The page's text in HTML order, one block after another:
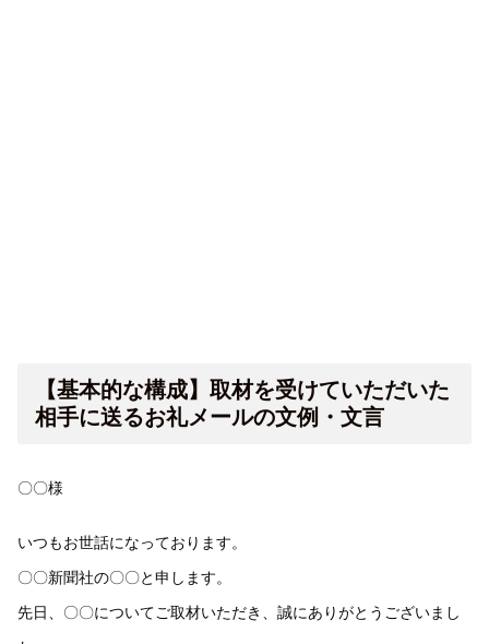
【基本的な構成】取材を受けていただいた
相手に送るお礼メールの文例・文言
〇〇様
いつもお世話になっております。
〇〇新聞社の〇〇と申します。
先日、〇〇についてご取材いただき、誠にありがとうございまし